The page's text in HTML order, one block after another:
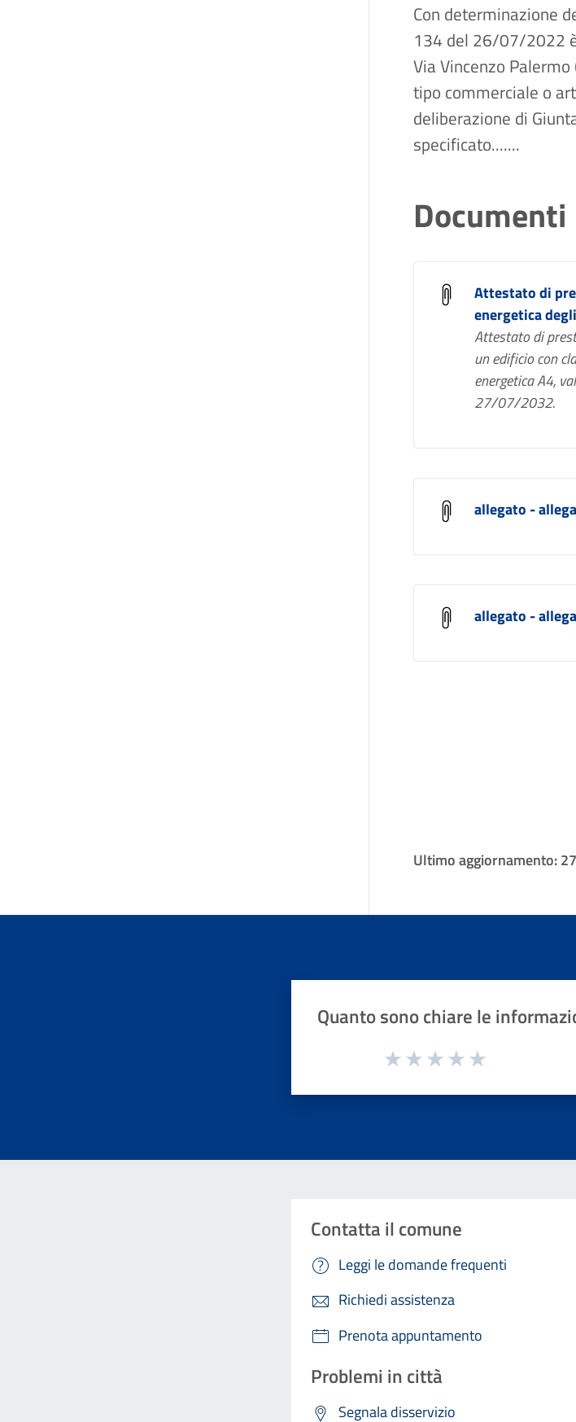
Con determinazione
134 del 26/07/2022
Via Vincenzo
tipo commerciale o
deliberazione di
specificato.......
Documenti
Attestato di
energetica
Attestato di
un edificio con
energetica A4,
27/07/2032.
allegato -
allegato -
Ultimo aggiornamento:
Quanto sono chiare le
Valuta da 1 a 5 stelle la pagina
Contatta il comune
Leggi le domande frequenti
Richiedi assistenza
Prenota appuntamento
Problemi in città
Segnala disservizio